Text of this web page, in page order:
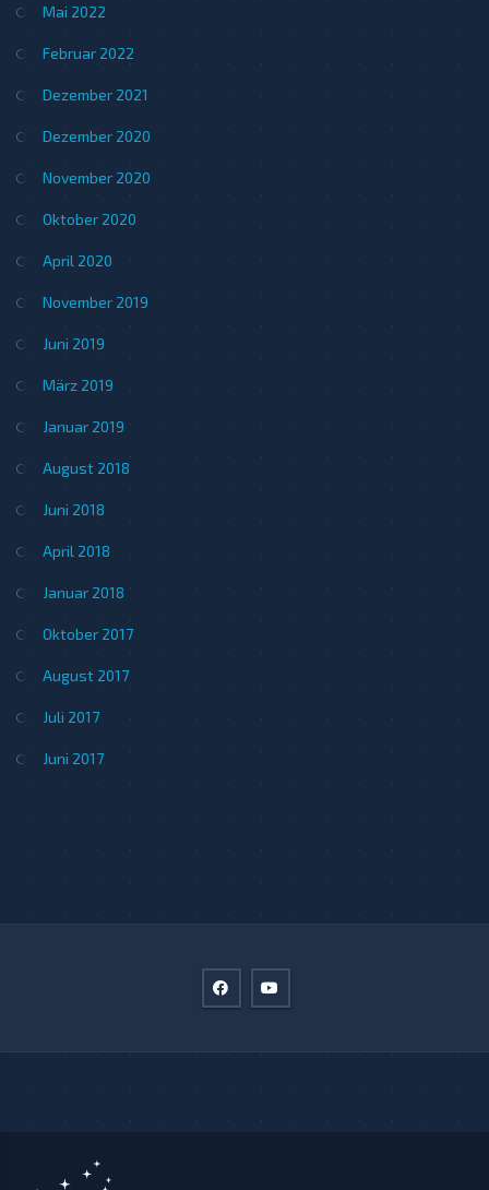
Mai 2022
Februar 2022
Dezember 2021
Dezember 2020
November 2020
Oktober 2020
April 2020
November 2019
Juni 2019
März 2019
Januar 2019
August 2018
Juni 2018
April 2018
Januar 2018
Oktober 2017
August 2017
Juli 2017
Juni 2017